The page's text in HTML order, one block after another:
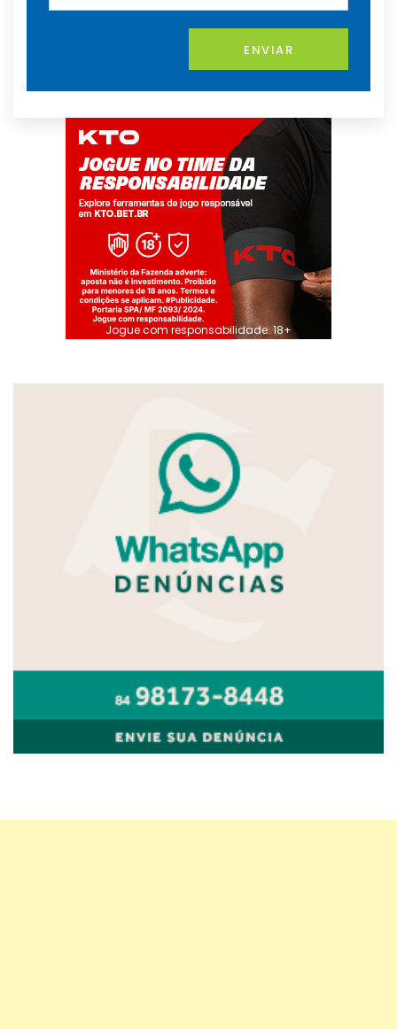
ENVIAR
Jogue com responsabilidade. 18+